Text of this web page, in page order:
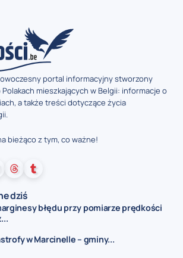
portal informacyjny stworzony
mieszkających w Belgii: informacje o
a także treści dotyczące życia
bieżąco z tym, co ważne!
dziś
błędu przy pomiarze prędkości
w Marcinelle – gminy...